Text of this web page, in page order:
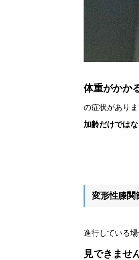
体重がかか
の症状がありま
加齢だけでは
変形性膝関
進行している
見できませ